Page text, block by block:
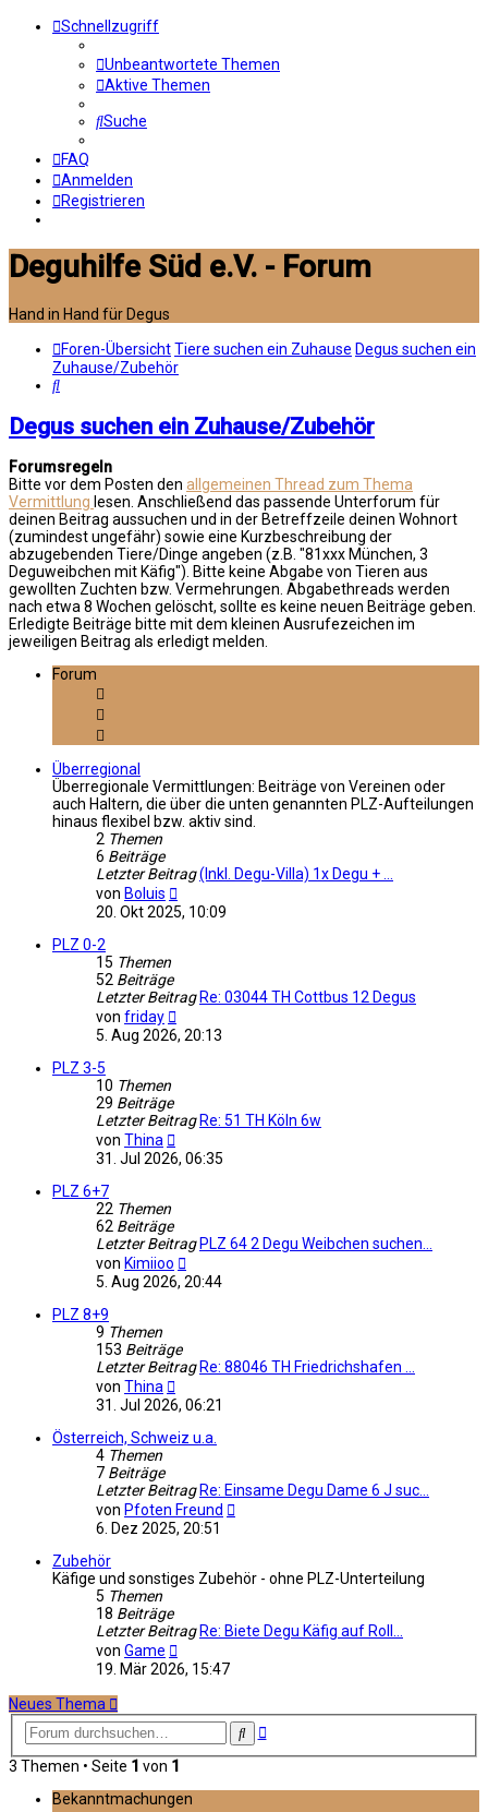
Schnellzugriff
Unbeantwortete Themen
Aktive Themen
Suche
FAQ
Anmelden
Registrieren
Deguhilfe Süd e.V. - Forum
Hand in Hand für Degus
Foren-ÜbersichtTiere suchen ein Zuhause Degus suchen ein
Zuhause/Zubehör
Suche
Degus suchen ein Zuhause/Zubehör
Forumsregeln
Bitte vor dem Posten den allgemeinen Thread zum Thema
Vermittlung lesen. Anschließend das passende Unterforum für
deinen Beitrag aussuchen und in der Betreffzeile deinen Wohnort
(zumindest ungefähr) sowie eine Kurzbeschreibung der
abzugebenden Tiere/Dinge angeben (z.B. "81xxx München, 3
Deguweibchen mit Käfig"). Bitte keine Abgabe von Tieren aus
gewollten Zuchten bzw. Vermehrungen. Abgabethreads werden
nach etwa 8 Wochen gelöscht, sollte es keine neuen Beiträge geben.
Erledigte Beiträge bitte mit dem kleinen Ausrufezeichen im
jeweiligen Beitrag als erledigt melden.
Forum
Überregional
Überregionale Vermittlungen: Beiträge von Vereinen oder
auch Haltern, die über die unten genannten PLZ-Aufteilungen
hinaus flexibel bzw. aktiv sind.
2 Themen
6 Beiträge
Letzter Beitrag(Inkl. Degu-Villa) 1x Degu + …
von Boluis
Beitrag
20. Okt 2025, 10:09
PLZ 0-2
15 Themen
52 Beiträge
Letzter Beitrag Re: 03044 TH Cottbus 12 Degus
von friday
Beitrag
5. Aug 2026, 20:13
PLZ 3-5
10 Themen
29 Beiträge
Letzter Beitrag Re: 51 TH Köln 6w
von Thina
Beitrag
31. Jul 2026, 06:35
PLZ 6+7
22 Themen
62 Beiträge
Letzter Beitrag PLZ 64 2 Degu Weibchen suchen…
von Kimiioo
Beitrag
5. Aug 2026, 20:44
PLZ 8+9
9 Themen
153 Beiträge
Letzter Beitrag Re: 88046 TH Friedrichshafen …
von Thina
Beitrag
31. Jul 2026, 06:21
Österreich, Schweiz u.a.
4 Themen
7 Beiträge
Letzter Beitrag Re: Einsame Degu Dame 6 J suc…
von Pfoten Freund
6. Dez 2025, 20:51
Zubehör
Käfige und sonstiges Zubehör - ohne PLZ-Unterteilung
5 Themen
18 Beiträge
Letzter Beitrag Re: Biete Degu Käfig auf Roll…
von Game
Beitrag
19. Mär 2026, 15:47
Neues Thema
SucheErweiterte
3 Themen • Seite 1 von 1
Bekanntmachungen